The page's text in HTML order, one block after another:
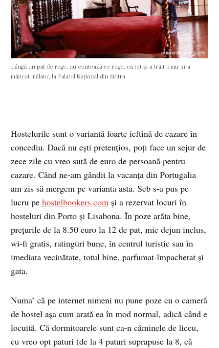
Lângă un pat de rege, nu contează ce rege, că tot şi-a trăit traiu' şi-a
mâncat mălaiu', la Palatul Naţional din Sintra
Hostelurile sunt o variantă foarte ieftină de cazare în
concediu. Dacă nu eşti pretenţios, poţi face un sejur de
zece zile cu vreo sută de euro de persoană pentru
cazare. Când ne-am gândit la vacanţa din Portugalia
am zis să mergem pe varianta asta. Seb s-a pus pe
lucru pe hostelbookers.com şi a rezervat locuri în
hosteluri din Porto şi Lisabona. În poze arăta bine,
preţurile de la 8.50 euro la 12 de pat, mic dejun inclus,
wi-fi gratis, ratinguri bune, în centrul turistic sau în
imediata vecinătate, totul bine, parfumat-împachetat şi
gata.
Numa’ că pe internet nimeni nu pune poze cu o cameră
de hostel aşa cum arată ea în mod normal, adică când e
locuită. Că dormitoarele sunt ca-n căminele de liceu,
cu vreo opt paturi (de la 4 paturi suprapuse la 8, că